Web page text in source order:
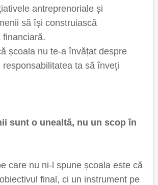
antreprenoriale și
să își construiască
financiară.
școala nu te-a învățat despre
responsabilitatea ta să înveți
sunt o unealtă, nu un scop în
care nu ni-l spune școala este că
final, ci un instrument pe